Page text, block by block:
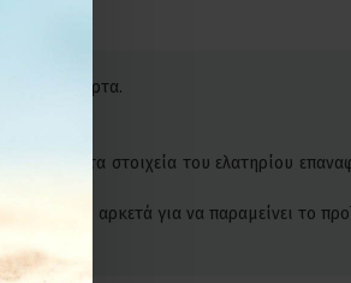
στην πόρτα.
Όλα τα στοιχεία του ελατηρίου
είναι αρκετά για να παραμείνει το